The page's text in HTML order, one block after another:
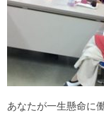
あなたが一生懸命に